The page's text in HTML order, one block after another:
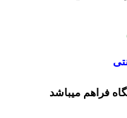
فراهم میباشد